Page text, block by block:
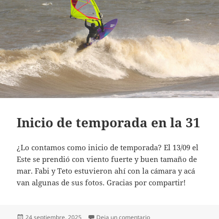
Inicio de temporada en la 31
¿Lo contamos como inicio de temporada? El 13/09 el
Este se prendió con viento fuerte y buen tamaño de
mar. Fabi y Teto estuvieron ahí con la cámara y acá
van algunas de sus fotos. Gracias por compartir!
Publicado
on Inicio de temporada